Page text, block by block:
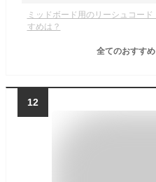
ミッドボード用のリーシュコー
すめは？
全てのおすす
12